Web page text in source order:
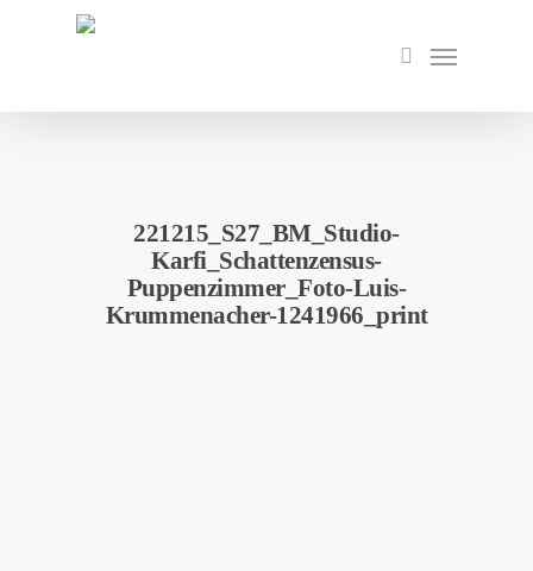
search
Menu
221215_S27_BM_Studio-
Karfi_Schattenzensus-
Puppenzimmer_Foto-Luis-
Krummenacher-1241966_print